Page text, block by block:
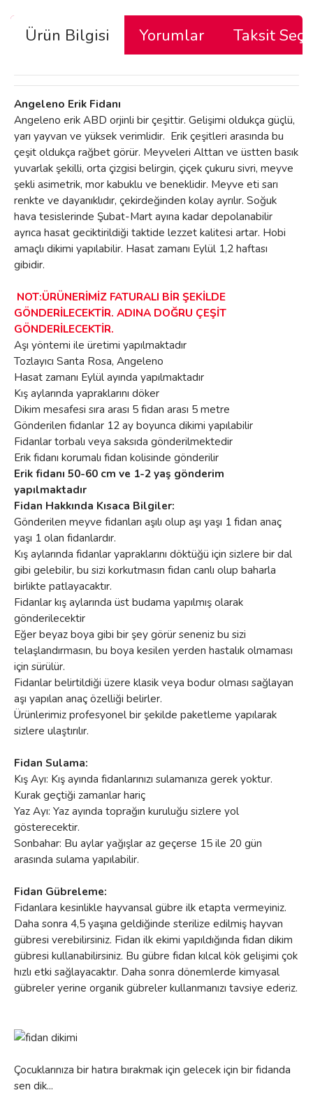
Ürün Bilgisi Yorumlar Taksit
Angeleno Erik Fidanı
Angeleno erik ABD orjinli bir çeşittir. Gelişimi oldukça güçlü,
yarı yayvan ve yüksek verimlidir. Erik çeşitleri arasında bu
çeşit oldukça rağbet görür. Meyveleri Alttan ve üstten basık
yuvarlak şekilli, orta çizgisi belirgin, çiçek çukuru sivri, meyve
şekli asimetrik, mor kabuklu ve beneklidir. Meyve eti sarı
renkte ve dayanıklıdır, çekirdeğinden kolay ayrılır. Soğuk
hava tesislerinde Şubat-Mart ayına kadar depolanabilir
ayrıca hasat geciktirildiği taktide lezzet kalitesi artar. Hobi
amaçlı dikimi yapılabilir. Hasat zamanı Eylül 1,2 haftası
gibidir.
NOT:ÜRÜNERİMİZ FATURALI BİR ŞEKİLDE
GÖNDERİLECEKTİR. ADINA DOĞRU ÇEŞİT
GÖNDERİLECEKTİR.
Aşı yöntemi ile üretimi yapılmaktadır
Tozlayıcı Santa Rosa, Angeleno
Hasat zamanı Eylül ayında yapılmaktadır
Kış aylarında yapraklarını döker
Dikim mesafesi sıra arası 5 fidan arası 5 metre
Gönderilen fidanlar 12 ay boyunca dikimi yapılabilir
Fidanlar torbalı veya saksıda gönderilmektedir
Erik fidanı korumalı fidan kolisinde gönderilir
Erik fidanı 50-60 cm ve 1-2 yaş gönderim
yapılmaktadır
Fidan Hakkında Kısaca Bilgiler:
Gönderilen meyve fidanları aşılı olup aşı yaşı 1 fidan anaç
yaşı 1 olan fidanlardır.
Kış aylarında fidanlar yapraklarını döktüğü için sizlere bir dal
gibi gelebilir, bu sizi korkutmasın fidan canlı olup baharla
birlikte patlayacaktır.
Fidanlar kış aylarında üst budama yapılmış olarak
gönderilecektir
Eğer beyaz boya gibi bir şey görür seneniz bu sizi
telaşlandırmasın, bu boya kesilen yerden hastalık olmaması
için sürülür.
Fidanlar belirtildiği üzere klasik veya bodur olması sağlayan
aşı yapılan anaç özelliği belirler.
Ürünlerimiz profesyonel bir şekilde paketleme yapılarak
sizlere ulaştırılır.
Fidan Sulama:
Kış Ayı: Kış ayında fidanlarınızı sulamanıza gerek yoktur.
Kurak geçtiği zamanlar hariç
Yaz Ayı: Yaz ayında toprağın kuruluğu sizlere yol
gösterecektir.
Sonbahar: Bu aylar yağışlar az geçerse 15 ile 20 gün
arasında sulama yapılabilir.
Fidan Gübreleme:
Fidanlara kesinlikle hayvansal gübre ilk etapta vermeyiniz.
Daha sonra 4,5 yaşına geldiğinde sterilize edilmiş hayvan
gübresi verebilirsiniz. Fidan ilk ekimi yapıldığında fidan dikim
gübresi kullanabilirsiniz. Bu gübre fidan kılcal kök gelişimi çok
hızlı etki sağlayacaktır. Daha sonra dönemlerde kimyasal
gübreler yerine organik gübreler kullanmanızı tavsiye ederiz.
Çocuklarınıza bir hatıra bırakmak için gelecek için bir fidanda
sen dik...